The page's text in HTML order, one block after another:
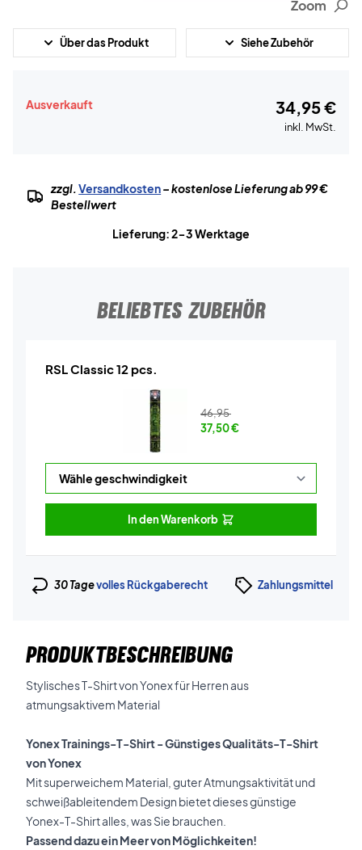
Zoom
Über das Produkt Siehe Zubehör
Ausverkauft 34,95 €
inkl. MwSt.
zzgl.Versandkosten– kostenlose Lieferung ab 99 €
Bestellwert
Lieferung: 2-3 Werktage
BELIEBTES ZUBEHÖR
RSL Classic 12 pcs.
46,95
37,50€
In den Warenkorb
30 Tagevolles Rückgaberecht Zahlungsmittel
PRODUKTBESCHREIBUNG
Stylisches T-Shirt von Yonex für Herren aus
atmungsaktivem Material
Yonex Trainings-T-Shirt - Günstiges Qualitäts-T-Shirt
von Yonex
Mit superweichem Material, guter Atmungsaktivität und
schweißableitendem Design bietet dieses günstige
Yonex-T-Shirt alles, was Sie brauchen.
Passend dazu ein Meer von Möglichkeiten!